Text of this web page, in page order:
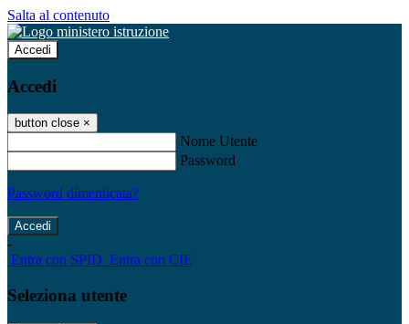
Salta al contenuto
Accedi
Accedi
button close ×
Nome Utente
Password
Password dimenticata?
-
Entra con SPID Entra con CIE
Seleziona utente